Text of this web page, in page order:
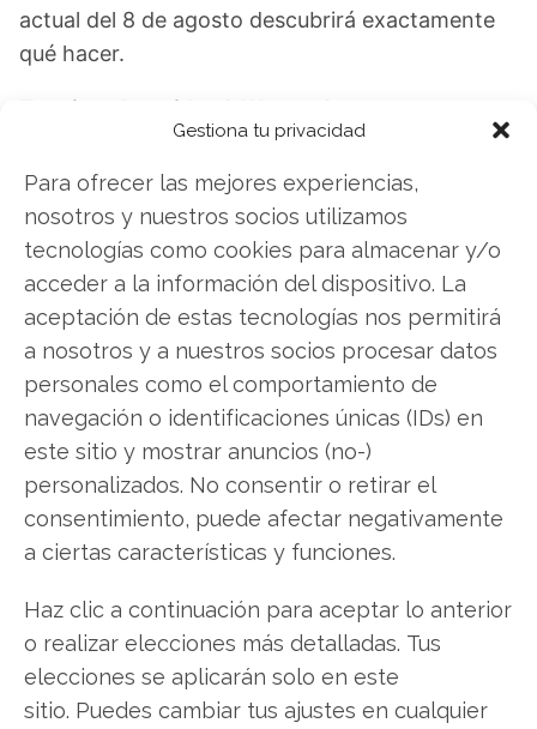
Gestiona tu privacidad
Para ofrecer las mejores experiencias,
nosotros y nuestros socios utilizamos
tecnologías como cookies para almacenar y/o
acceder a la información del dispositivo. La
aceptación de estas tecnologías nos permitirá
a nosotros y a nuestros socios procesar datos
personales como el comportamiento de
navegación o identificaciones únicas (IDs) en
este sitio y mostrar anuncios (no-)
personalizados. No consentir o retirar el
consentimiento, puede afectar negativamente
a ciertas características y funciones.
Haz clic a continuación para aceptar lo anterior
o realizar elecciones más detalladas. Tus
elecciones se aplicarán solo en este
sitio. Puedes cambiar tus ajustes en cualquier
actual del 8 de agosto descubrirá exactamente
qué hacer.
Tecnicas Reunidas & West: ¿Comprar o
¡Lee más aquí!
Tecnicas Reunidas & West
Compartir este artículo
Twitter
Facebook
Copiar enlace